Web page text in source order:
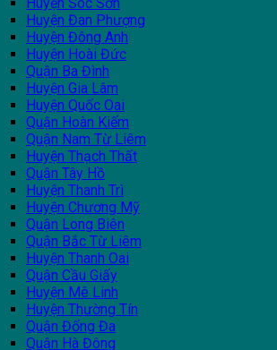
Huyện Đan Phượng
Huyện Đông Anh
Huyện Hoài Đức
Quận Ba Đình
Huyện Gia Lâm
Huyện Quốc Oai
Quận Hoàn Kiếm
Quận Nam Từ Liêm
Huyện Thạch Thất
Quận Tây Hồ
Huyện Thanh Trì
Huyện Chương Mỹ
Quận Long Biên
Quận Bắc Từ Liêm
Huyện Thanh Oai
Quận Cầu Giấy
Huyện Mê Linh
Huyện Thường Tín
Quận Đống Đa
Quận Hà Đông